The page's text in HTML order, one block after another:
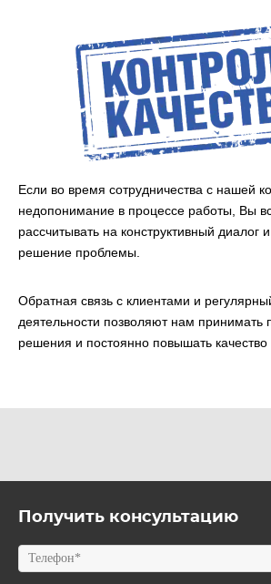
Если во время сотрудничества с нашей
недопонимание в процессе работы, Вы
рассчитывать на конструктивный диалог
решение проблемы.
Обратная связь с клиентами и
деятельности позволяют нам принимать
решения и постоянно повышать качество
Получить консультацию